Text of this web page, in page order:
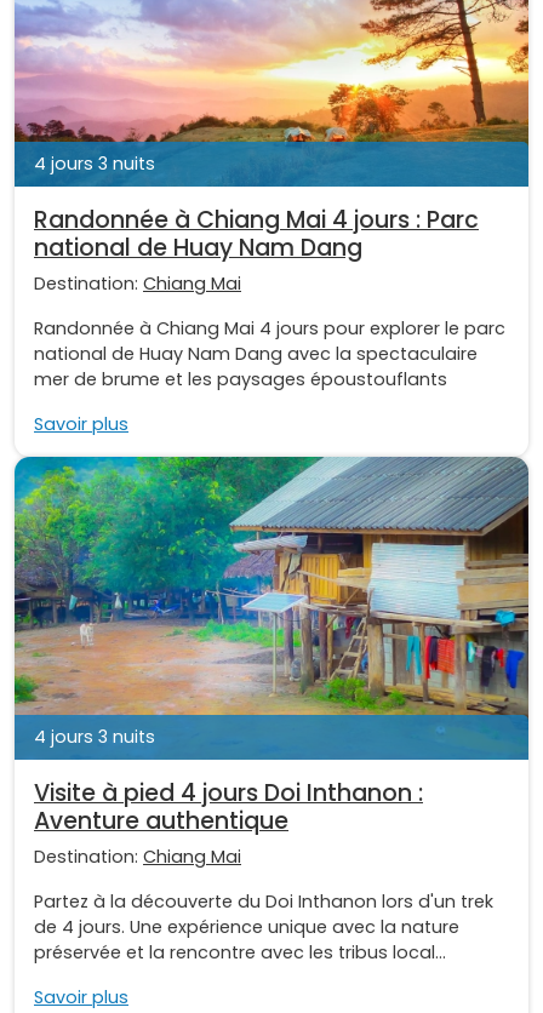
4 jours 3 nuits
Randonnée à Chiang Mai 4 jours : Parc
national de Huay Nam Dang
Destination: Chiang Mai
Randonnée à Chiang Mai 4 jours pour explorer le parc
national de Huay Nam Dang avec la spectaculaire
mer de brume et les paysages époustouflants
Savoir plus
4 jours 3 nuits
Visite à pied 4 jours Doi Inthanon :
Aventure authentique
Destination: Chiang Mai
Partez à la découverte du Doi Inthanon lors d'un trek
de 4 jours. Une expérience unique avec la nature
préservée et la rencontre avec les tribus local...
Savoir plus